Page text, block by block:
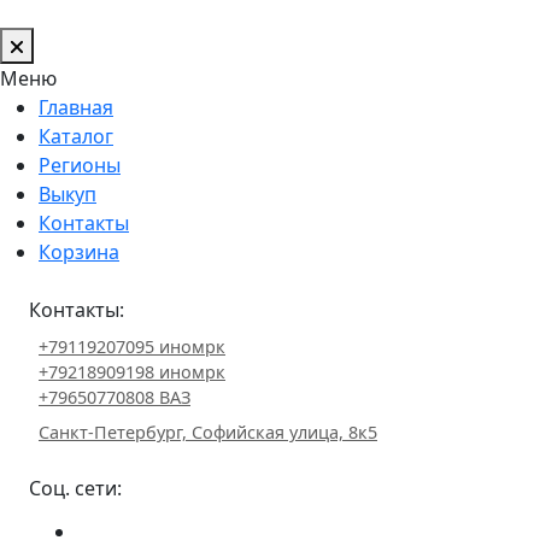
Меню
Главная
Каталог
Регионы
Выкуп
Контакты
Корзина
Контакты:
+79119207095 иномрк
+79218909198 иномрк
+79650770808 ВАЗ
Санкт-Петербург, Софийская улица, 8к5
Соц. сети: